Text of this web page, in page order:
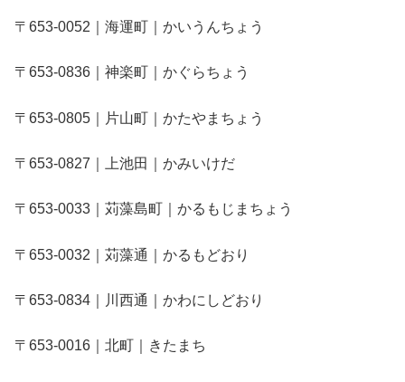
〒653-0052｜海運町｜かいうんちょう
〒653-0836｜神楽町｜かぐらちょう
〒653-0805｜片山町｜かたやまちょう
〒653-0827｜上池田｜かみいけだ
〒653-0033｜苅藻島町｜かるもじまちょう
〒653-0032｜苅藻通｜かるもどおり
〒653-0834｜川西通｜かわにしどおり
〒653-0016｜北町｜きたまち